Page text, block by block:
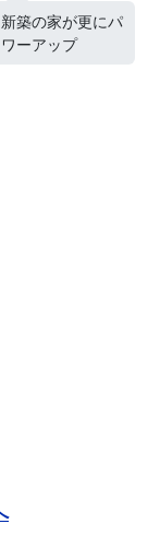
新築の家が更にパ
ワーアップ